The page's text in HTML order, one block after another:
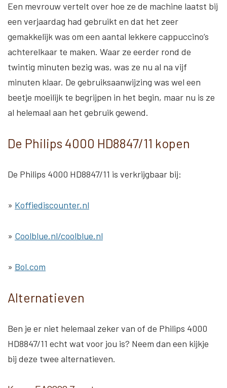
Een mevrouw vertelt over hoe ze de machine laatst bij
een verjaardag had gebruikt en dat het zeer
gemakkelijk was om een aantal lekkere cappuccino’s
achterelkaar te maken. Waar ze eerder rond de
twintig minuten bezig was, was ze nu al na vijf
minuten klaar. De gebruiksaanwijzing was wel een
beetje moeilijk te begrijpen in het begin, maar nu is ze
al helemaal aan het gebruik gewend.
De Philips 4000 HD8847/11 kopen
De Philips 4000 HD8847/11 is verkrijgbaar bij:
» Koffiediscounter.nl
» Coolblue.nl/coolblue.nl
» Bol.com
Alternatieven
Ben je er niet helemaal zeker van of de Philips 4000
HD8847/11 echt wat voor jou is? Neem dan een kijkje
bij deze twee alternatieven.